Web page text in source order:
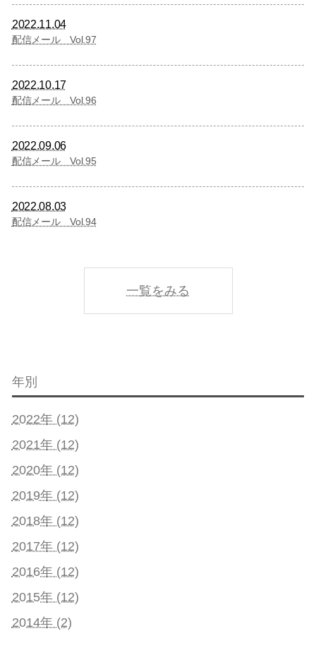
2022.11.04
配信メール Vol.97
2022.10.17
配信メール Vol.96
2022.09.06
配信メール Vol.95
2022.08.03
配信メール Vol.94
一覧をみる
年別
2022年 (12)
2021年 (12)
2020年 (12)
2019年 (12)
2018年 (12)
2017年 (12)
2016年 (12)
2015年 (12)
2014年 (2)